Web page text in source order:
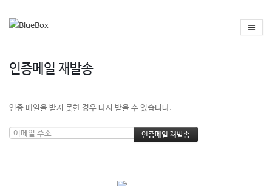
인증메일 재발송
인증 메일을 받지 못한 경우 다시 받을 수 있습니다.